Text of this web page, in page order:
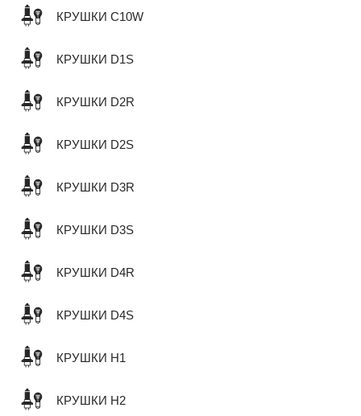
КРУШКИ C10W
КРУШКИ D1S
КРУШКИ D2R
КРУШКИ D2S
КРУШКИ D3R
КРУШКИ D3S
КРУШКИ D4R
КРУШКИ D4S
КРУШКИ H1
КРУШКИ H2